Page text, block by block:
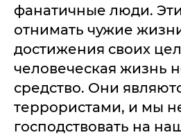
фанатичные люди.
отнимать чужие
достижения своих
человеческая жизнь
средство. Они
террористами, и мы
господствовать на